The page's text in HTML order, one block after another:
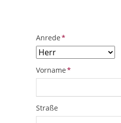
Pflichtfeld
Anrede*
Pflichtfeld
Vorname*
Straße